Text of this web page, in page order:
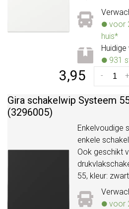
voor
huis*
931
3,95 +
-
Gira schakelwip Systeem
(3296005)
Enkelvoudige
enkele
Ook geschikt
55, kleur:
voor